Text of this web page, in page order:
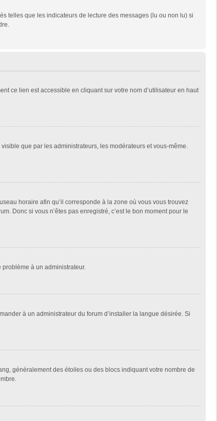
telles que les indicateurs de lecture des messages (lu ou non lu) si
ce lien est accessible en cliquant sur votre nom d’utilisateur en haut
que par les administrateurs, les modérateurs et vous-même.
horaire afin qu’il corresponde à la zone où vous vous trouvez
Donc si vous n’êtes pas enregistré, c’est le bon moment pour le
problème à un administrateur.
à un administrateur du forum d’installer la langue désirée. Si
généralement des étoiles ou des blocs indiquant votre nombre de